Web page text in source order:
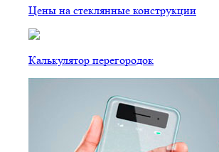
Цены на стеклянные конструкции
Калькулятор перегородок